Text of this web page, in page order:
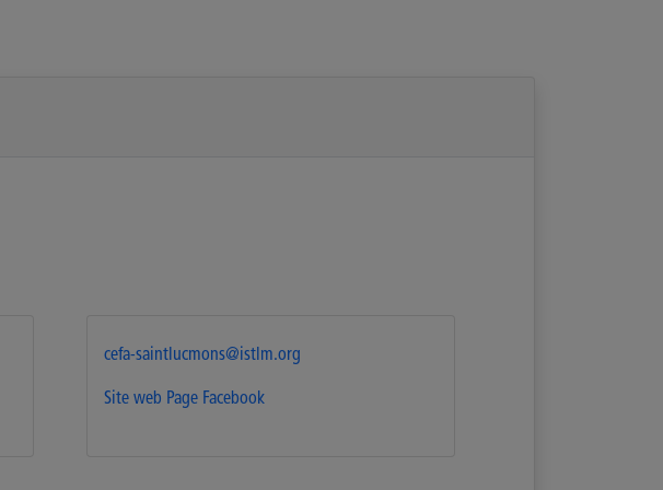
cefa-saintlucmons@istlm.org
Site web Page Facebook